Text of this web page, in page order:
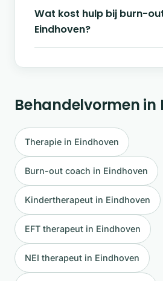
Wat kost hulp bij burn-
Eindhoven?
Behandelvormen in
Therapie in Eindhoven
Burn-out coach in Eindhoven
Kindertherapeut in Eindhoven
EFT therapeut in Eindhoven
NEI therapeut in Eindhoven